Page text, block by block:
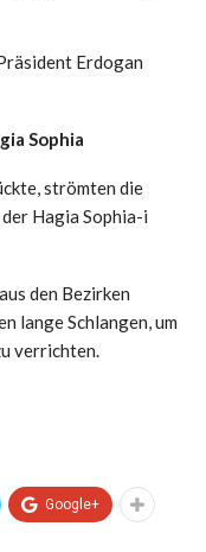
Erdogan
Sophia
strömten die
Hagia Sophia-i
den Bezirken
lange Schlangen, um
verrichten.
Google+